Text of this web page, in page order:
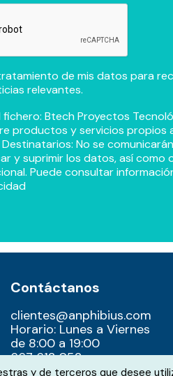
de mis datos para
relevantes.
Btech Proyectos
productos y servicios propios
No se
y suprimir los datos, así como
Puede consultar
Contáctanos
clientes@anphibius.com
Horario: Lunes a Viernes
de 8:00 a 19:00
667 612 052​
y de terceros que desee